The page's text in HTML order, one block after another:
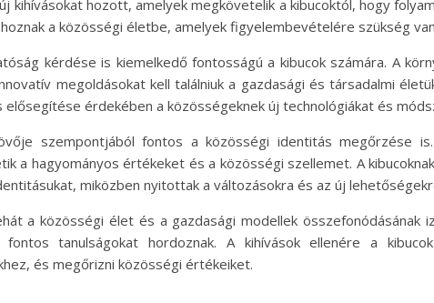
kihívásokat hozott, amelyek megkövetelik a kibucoktól, hogy
a közösségi életbe, amelyek figyelembevételére szükség
kérdése is kiemelkedő fontosságú a kibucok számára. A
megoldásokat kell találniuk a gazdasági és társadalmi
elősegítése érdekében a közösségeknek új technológiákat és
szempontjából fontos a közösségi identitás megőrzése
a hagyományos értékeket és a közösségi szellemet. A
miközben nyitottak a változásokra és az új
a közösségi élet és a gazdasági modellek összefonódásának
fontos tanulságokat hordoznak. A kihívások ellenére a
és megőrizni közösségi értékeiket.